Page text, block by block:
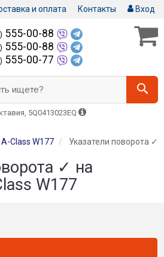
и оплата Контакты Вход
555-00-88
555-00-88
555-00-77
ищете?
5Q0413023EQ
A-Class W177 Указатели поворота ✓
✓ на
W177